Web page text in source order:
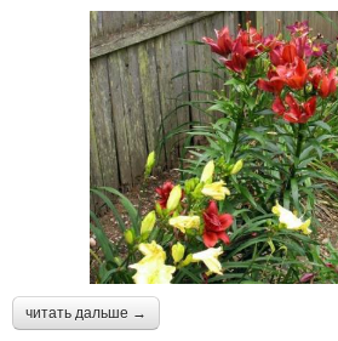
читать дальше →